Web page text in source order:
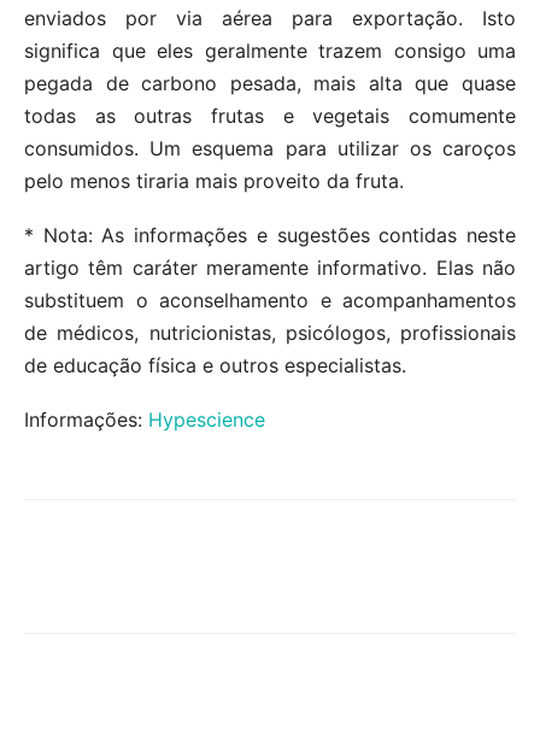
enviados por via aérea para exportação. Isto
significa que eles geralmente trazem consigo uma
pegada de carbono pesada, mais alta que quase
todas as outras frutas e vegetais comumente
consumidos. Um esquema para utilizar os caroços
pelo menos tiraria mais proveito da fruta.
* Nota: As informações e sugestões contidas neste
artigo têm caráter meramente informativo. Elas não
substituem o aconselhamento e acompanhamentos
de médicos, nutricionistas, psicólogos, profissionais
de educação física e outros especialistas.
Informações: Hypescience